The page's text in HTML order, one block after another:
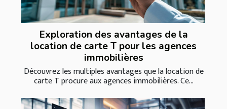
Exploration des avantages de la
location de carte T pour les agences
immobilières
Découvrez les multiples avantages que la location de
carte T procure aux agences immobilières. Ce...